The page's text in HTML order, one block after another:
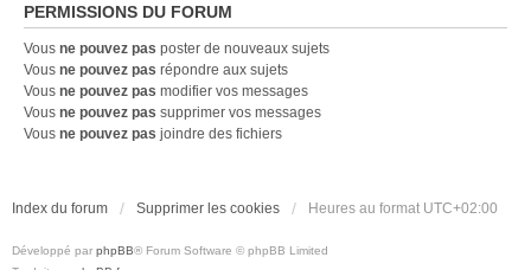
PERMISSIONS DU FORUM
Vous ne pouvez pas poster de nouveaux sujets
Vous ne pouvez pas répondre aux sujets
Vous ne pouvez pas modifier vos messages
Vous ne pouvez pas supprimer vos messages
Vous ne pouvez pas joindre des fichiers
Index du forum Supprimer les cookies Heures au format UTC+02:00
Développé par phpBB® Forum Software © phpBB Limited